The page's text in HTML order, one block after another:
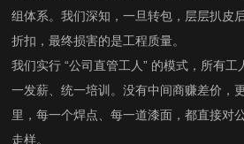
组体系。我们深知，一旦转包，层层扒皮
折扣，最终损害的是工程质量。
我们实行 “公司直管工人” 的模式，所有
一发薪、统一培训。没有中间商赚差价，
里，每一个焊点、每一道漆面，都直接对
走样。